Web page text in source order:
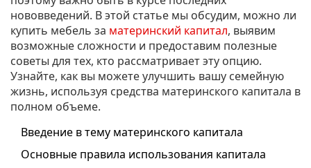
нововведений. В этой статье мы обсудим, можно ли
купить мебель за материнский капитал, выявим
возможные сложности и предоставим полезные
советы для тех, кто рассматривает эту опцию.
Узнайте, как вы можете улучшить вашу семейную
жизнь, используя средства материнского капитала в
полном объеме.
Введение в тему материнского капитала
Основные правила использования капитала